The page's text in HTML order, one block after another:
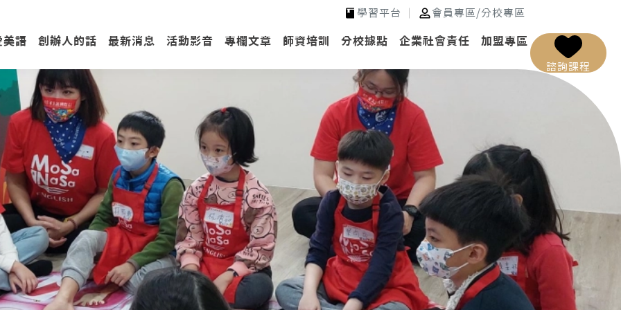
學習平台 會員專區 /分校專區
美語 創辦人的話 最新消息 活動影音 專欄文章 師資培訓 分校據點 企業社會責任 加盟專區
諮詢課程